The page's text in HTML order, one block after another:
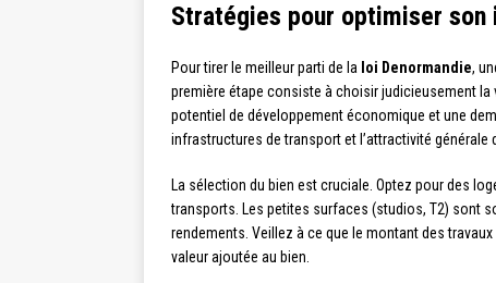
Stratégies pour optimiser son
Pour tirer le meilleur parti de la loi Denormandie,
première étape consiste à choisir judicieusement
potentiel de développement économique et une
infrastructures de transport et l’attractivité
La sélection du bien est cruciale. Optez pour des
transports. Les petites surfaces (studios, T2) sont
rendements. Veillez à ce que le montant des
valeur ajoutée au bien.